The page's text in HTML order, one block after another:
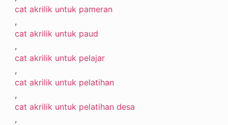
cat akrilik untuk pameran
,
cat akrilik untuk paud
,
cat akrilik untuk pelajar
,
cat akrilik untuk pelatihan
,
cat akrilik untuk pelatihan desa
,